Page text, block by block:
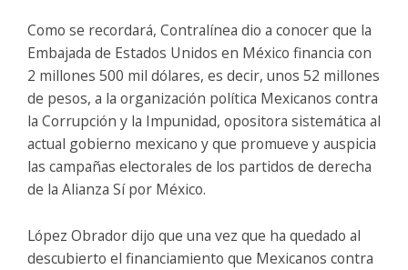
Como se recordará, Contralínea dio a conocer que la
Embajada de Estados Unidos en México financia con
2 millones 500 mil dólares, es decir, unos 52 millones
de pesos, a la organización política Mexicanos contra
la Corrupción y la Impunidad, opositora sistemática al
actual gobierno mexicano y que promueve y auspicia
las campañas electorales de los partidos de derecha
de la Alianza Sí por México.
López Obrador dijo que una vez que ha quedado al
descubierto el financiamiento que Mexicanos contra